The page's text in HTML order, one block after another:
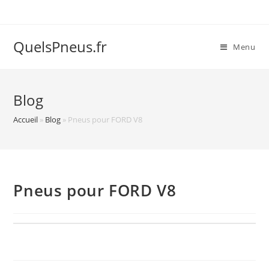
QuelsPneus.fr Menu
Blog
Accueil » Blog » Pneus pour FORD V8
Pneus pour FORD V8